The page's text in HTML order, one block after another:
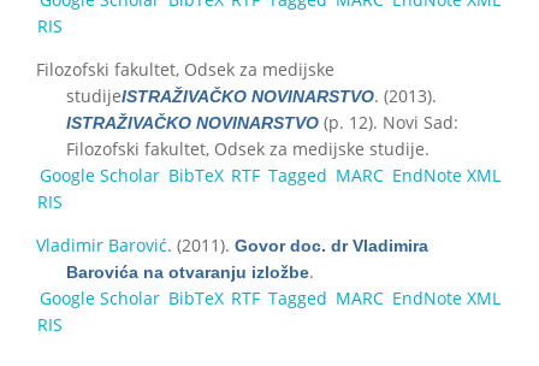
RIS
Filozofski fakultet, Odsek za medijske
studijeISTRAŽIVAČKO NOVINARSTVO. (2013).
ISTRAŽIVAČKO NOVINARSTVO (p. 12). Novi Sad:
Filozofski fakultet, Odsek za medijske studije.
Google Scholar BibTeX RTF Tagged MARC EndNote XML
RIS
Vladimir Barović. (2011). Govor doc. dr Vladimira
Barovića na otvaranju izložbe.
Google Scholar BibTeX RTF Tagged MARC EndNote XML
RIS